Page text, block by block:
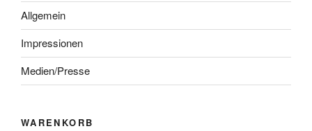
Allgemein
Impressionen
Medien/Presse
WARENKORB